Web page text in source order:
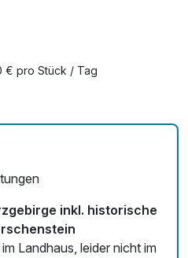
€ pro Stück / Tag
inkl. historische
Landhaus, leider nicht im